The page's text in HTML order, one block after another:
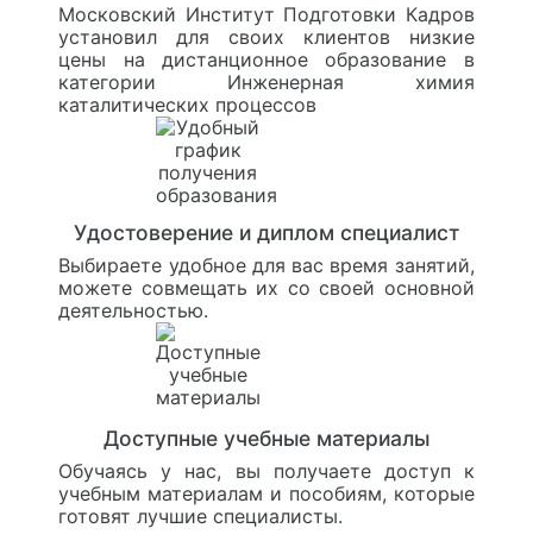
Московский Институт Подготовки Кадров
установил для своих клиентов низкие
цены на дистанционное образование в
категории Инженерная химия
каталитических процессов
Удостоверение и диплом специалист
Выбираете удобное для вас время занятий,
можете совмещать их со своей основной
деятельностью.
Доступные учебные материалы
Обучаясь у нас, вы получаете доступ к
учебным материалам и пособиям, которые
готовят лучшие специалисты.